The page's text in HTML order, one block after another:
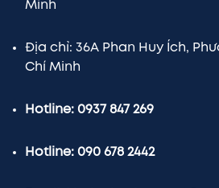
Minh
Địa chỉ: 36A Phan Huy Ích,
Chí Minh
Hotline: 0937 847 269
Hotline: 090 678 2442